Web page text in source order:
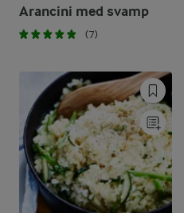
Arancini med svamp
(7)